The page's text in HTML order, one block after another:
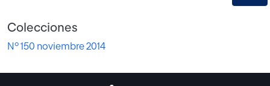
Colecciones
Nº 150 noviembre 2014